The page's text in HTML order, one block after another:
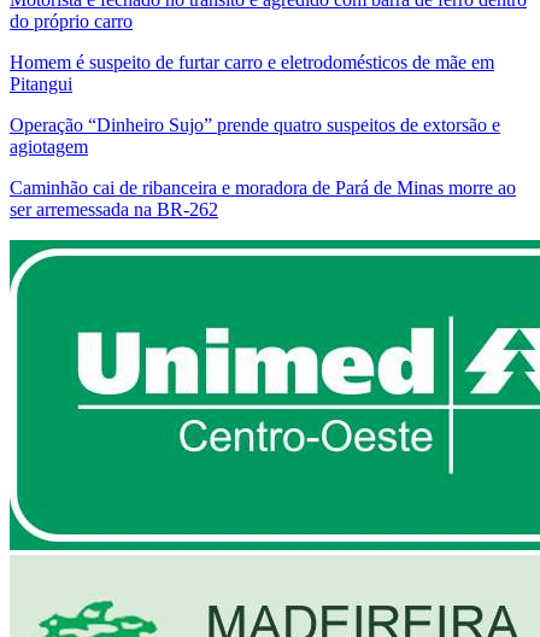
do próprio carro
Homem é suspeito de furtar carro e eletrodomésticos de mãe em
Pitangui
Operação “Dinheiro Sujo” prende quatro suspeitos de extorsão e
agiotagem
Caminhão cai de ribanceira e moradora de Pará de Minas morre ao
ser arremessada na BR-262